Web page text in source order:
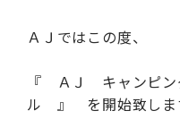
ＡＪではこの度、
『 ＡＪ キャンピ
ル 』 を開始致しま